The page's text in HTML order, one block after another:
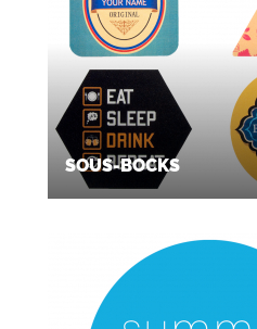
SOUS-BOCKS